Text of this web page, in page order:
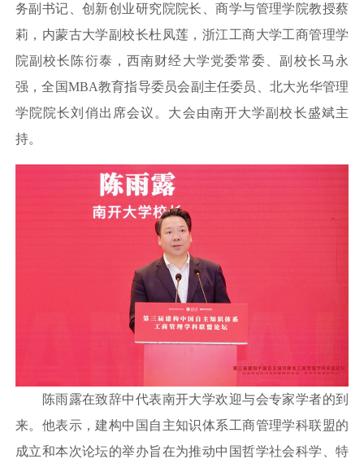
务副书记、创新创业研究院院长、商学与管理学院教授蔡
莉，内蒙古大学副校长杜凤莲，浙江工商大学工商管理学
院副校长陈衍泰，西南财经大学党委常委、副校长马永
强，全国MBA教育指导委员会副主任委员、北大光华管理
学院院长刘俏出席会议。大会由南开大学副校长盛斌主
持。
陈雨露在致辞中代表南开大学欢迎与会专家学者的到
来。他表示，建构中国自主知识体系工商管理学科联盟的
成立和本次论坛的举办旨在为推动中国哲学社会科学、特